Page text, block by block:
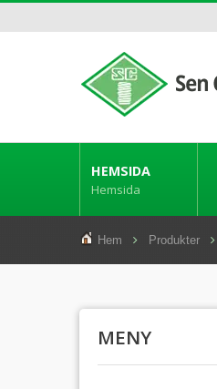
HEMSIDA
Hemsida
Hem Produkter
MENY